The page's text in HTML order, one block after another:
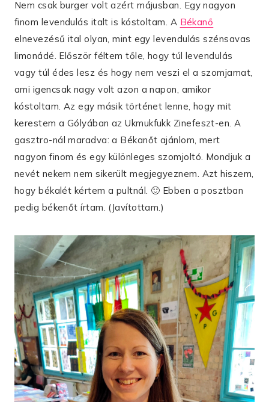
Nem csak burger volt azért májusban. Egy nagyon
finom levendulás italt is kóstoltam. A Békanő
elnevezésű ital olyan, mint egy levendulás szénsavas
limonádé. Először féltem tőle, hogy túl levendulás
vagy túl édes lesz és hogy nem veszi el a szomjamat,
ami igencsak nagy volt azon a napon, amikor
kóstoltam. Az egy másik történet lenne, hogy mit
kerestem a Gólyában az Ukmukfukk Zinefeszt-en. A
gasztro-nál maradva: a Békanőt ajánlom, mert
nagyon finom és egy különleges szomjoltó. Mondjuk a
nevét nekem nem sikerült megjegyeznem. Azt hiszem,
hogy békalét kértem a pultnál. 🙂 Ebben a posztban
pedig békenőt írtam. (Javítottam.)